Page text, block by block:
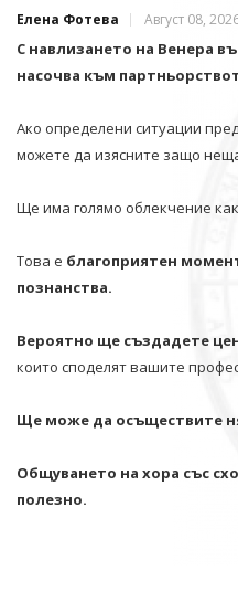
Елена Фотева Август 08,
С навлизането на Венера
насочва към
Ако определени ситуации
можете да изясните защо
Ще има голямо облекчение
Това е благоприятен
познанства.
Вероятно ще създадете
които споделят вашите
Ще може да осъществите
Общуването на хора със
полезно.